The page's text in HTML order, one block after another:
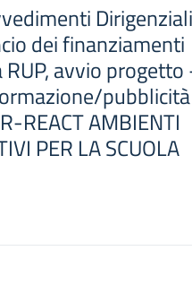
dei finanziamenti
avvio progetto
pubblicità
REACT AMBIENTI
PER LA SCUOLA